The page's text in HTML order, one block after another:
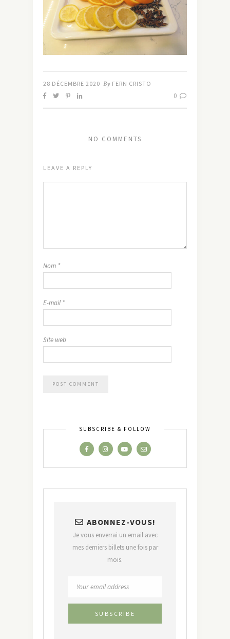
28 DÉCEMBRE 2020 By FERN CRISTO
0
NO COMMENTS
LEAVE A REPLY
Nom *
E-mail *
Site web
SUBSCRIBE & FOLLOW
ABONNEZ-VOUS!
Je vous enverrai un email avec
mes derniers billets une fois par
mois.